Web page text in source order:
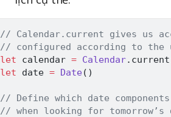
// Calendar.current gives us
// configured according to the
let calendar = Calendar.
let date = Date( )
// Define which date
// when looking for